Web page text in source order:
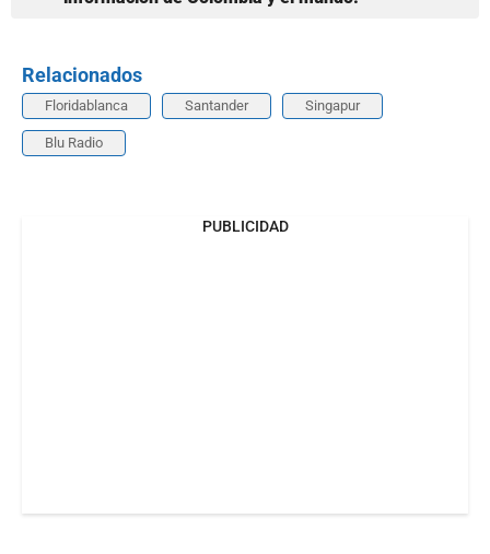
Relacionados
Floridablanca Santander Singapur
Blu Radio
PUBLICIDAD